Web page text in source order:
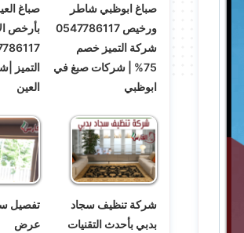
صباغ ابوظبي شاطر
ورخيص 0547786117
شركة التميز خصم
75% | شركات صبغ في
ابوظبي
صباغ
بأرخص
التميز
العين
شركة تنظيف سجاد
بدبي بأحدث التقنيات
تفصيل
عرض